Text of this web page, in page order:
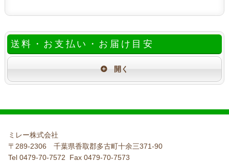
送料・お支払い・お届け目安
ミレー株式会社
〒289-2306 千葉県香取郡多古町十余三371-90
Tel 0479-70-7572 Fax 0479-70-7573